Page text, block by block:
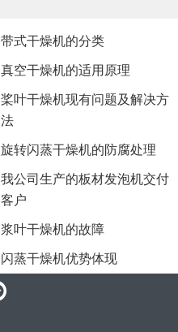
带式干燥机的分类
真空干燥机的适用原理
​桨叶干燥机现有问题及解决方
法
旋转闪蒸干燥机的防腐处理
我公司生产的板材发泡机交付
客户
浆叶干燥机的故障
闪蒸干燥机优势体现